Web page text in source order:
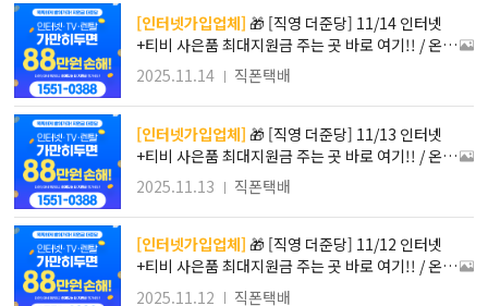
[인터넷가입업체] 🎁 [직영 더준당] 11/14 인터넷
+티비 사은품 최대지원금 주는 곳 바로 여기!! / 온라
인 진행!! 방문필요X 간편접수로 가입하자!! / 최대 1
48만원 사은품 혜택 !! 타사보다 무조건 더! SK KT L
G 인터넷가입!!
2025.11.14 직폰택배
[인터넷가입업체] 🎁 [직영 더준당] 11/13 인터넷
+티비 사은품 최대지원금 주는 곳 바로 여기!! / 온라
인 진행!! 방문필요X 간편접수로 가입하자!! / 최대 1
48만원 사은품 혜택 !! 타사보다 무조건 더! SK KT L
G 인터넷가입!!
2025.11.13 직폰택배
[인터넷가입업체] 🎁 [직영 더준당] 11/12 인터넷
+티비 사은품 최대지원금 주는 곳 바로 여기!! / 온라
인 진행!! 방문필요X 간편접수로 가입하자!! / 최대 1
2025.11.12 직폰택배